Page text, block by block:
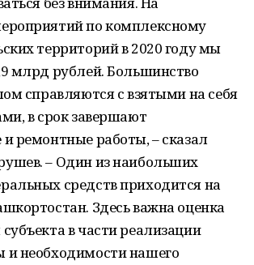
по комплексному
территорий в 2020 году мы
млрд рублей. Большинство
справляются с взятыми на себя
в срок завершают
ремонтные работы, – сказал
– Один из наибольших
средств приходится на
Здесь важна оценка
в части реализации
и необходимости нашего